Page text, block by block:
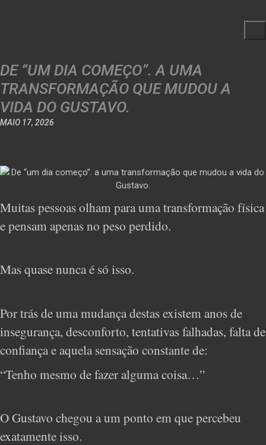
DE “UM DIA COMEÇO”. A UMA
TRANSFORMAÇÃO QUE MUDOU A
VIDA DO GUSTAVO.
MAIO 17, 2026
Muitas pessoas olham para uma transformação física
e pensam apenas no peso perdido.
Mas quase nunca é só isso.
Por trás de uma mudança destas existem anos de
insegurança, desconforto, tentativas falhadas, falta de
confiança e aquela sensação constante de:
“Tenho mesmo de fazer alguma coisa…”
O Gustavo chegou a um ponto em que percebeu
exatamente isso.